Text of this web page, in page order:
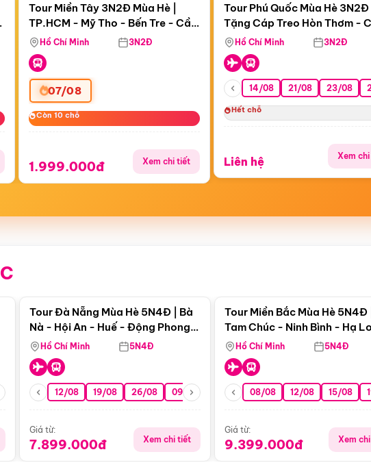
Còn00 ngày 20:13:42
Tour Miền Tây 3N2Đ Mùa Hè |
TP.HCM - Mỹ Tho - Bến Tre - Cần
Thơ - Sóc Trăng - Bạc Liêu - Cà
Mau
Hồ Chí Minh 3N2Đ
07/08
Còn 10 chỗ
Còn 10 chỗ
1.999.000đ Xem chi tiết
Còn20:13:40
Tour Phú Quốc Mùa Hè 3N2Đ |
Tặng Cáp Treo Hòn Thơm -
Hôn - Công Viên Nước
Hồ Chí Minh 3N2Đ
14/08 21/08 23/08
Hết chỗ
Liên hệ Xem
Tour Đà Nẵng Mùa Hè 5N4Đ | Bà
Nà - Hội An - Huế - Động Phong
NhaHồ Chí Minh 5N4Đ
12/08 19/08 26/08 09/09 16/09 23/09 30/09 07/10
Giá từ:
7.899.000đ Xem chi tiết
Tour Miền Bắc Mùa Hè 5N4Đ |
Tam Chúc - Ninh Bình - Hạ
Hồ Chí Minh 5N4Đ
08/08 12/08 15/08
Giá từ:
9.399.000đ Xem